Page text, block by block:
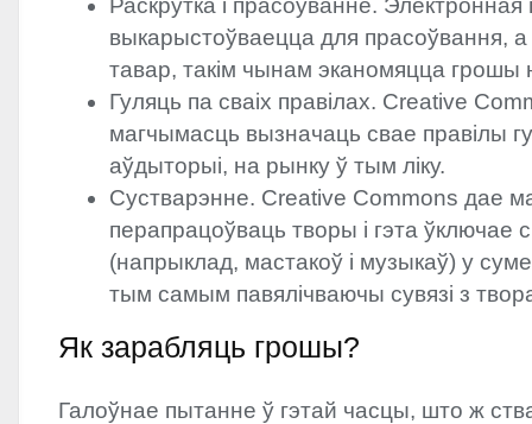
Раскрутка і прасоўванне. Электронная
выкарыстоўваецца для прасоўвання, а
тавар, такім чынам эканомяцца грошы
Гуляць па сваіх правілах. Creative
магчымасць вызначаць свае правілы
аўдыторыі, на рынку ў тым ліку.
Сустварэнне. Creative Commons дае
перапрацоўваць творы і гэта ўключае
(напрыклад, мастакоў і музыкаў) у
тым самым павялічваючы сувязі з
Як зарабляць грошы?
Галоўнае пытанне ў гэтай часцы, што ж